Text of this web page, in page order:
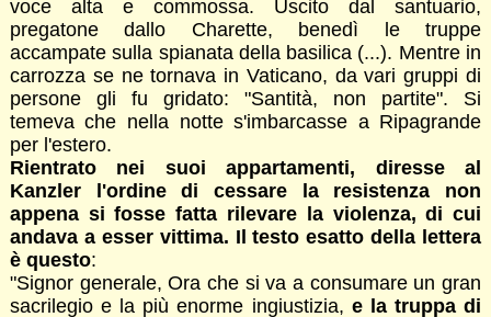
voce alta e commossa. Uscito dal santuario,
pregatone dallo Charette, benedì le truppe
accampate sulla spianata della basilica (...). Mentre in
carrozza se ne tornava in Vaticano, da vari gruppi di
persone gli fu gridato: "Santità, non partite". Si
temeva che nella notte s'imbarcasse a Ripagrande
per l'estero.
Rientrato nei suoi appartamenti, diresse al
Kanzler l'ordine di cessare la resistenza non
appena si fosse fatta rilevare la violenza, di cui
andava a esser vittima. Il testo esatto della lettera
è questo:
"Signor generale, Ora che si va a consumare un gran
sacrilegio e la più enorme ingiustizia, e la truppa di